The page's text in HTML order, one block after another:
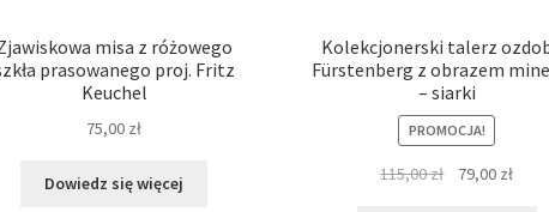
misa z różowego
prasowanego proj. Fritz
Keuchel
75,00 zł
Dowiedz się więcej
Kolekcjonerski talerz
Fürstenberg z obrazem
– siarki
PROMOCJA!
115,00zł
Pierwotna
79,00 zł